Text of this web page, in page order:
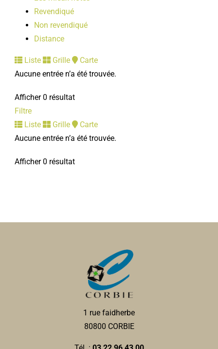
Revendiqué
Non revendiqué
Distance
Liste Grille
Carte
Aucune entrée n’a été trouvée.
Afficher 0 résultat
Filtre
Liste
Grille
Carte
Aucune entrée n’a été trouvée.
Afficher 0 résultat
1 rue faidherbe
80800 CORBIE